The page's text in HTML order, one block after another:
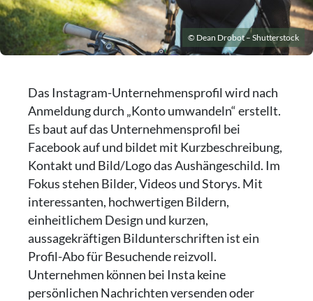
© Dean Drobot – Shutterstock
Das Instagram-Unternehmensprofil wird nach
Anmeldung durch „Konto umwandeln“ erstellt.
Es baut auf das Unternehmensprofil bei
Facebook auf und bildet mit Kurzbeschreibung,
Kontakt und Bild/Logo das Aushängeschild. Im
Fokus stehen Bilder, Videos und Storys. Mit
interessanten, hochwertigen Bildern,
einheitlichem Design und kurzen,
aussagekräftigen Bildunterschriften ist ein
Profil-Abo für Besuchende reizvoll.
Unternehmen können bei Insta keine
persönlichen Nachrichten versenden oder